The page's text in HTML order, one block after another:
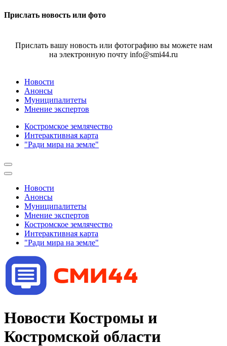
Прислать новость или фото
Прислать вашу новость или фотографию вы можете нам
на электронную почту info@smi44.ru
Новости
Анонсы
Муниципалитеты
Мнение экспертов
Костромское землячество
Интерактивная карта
"Ради мира на земле"
Новости
Анонсы
Муниципалитеты
Мнение экспертов
Костромское землячество
Интерактивная карта
"Ради мира на земле"
Новости Костромы и
Костромской области